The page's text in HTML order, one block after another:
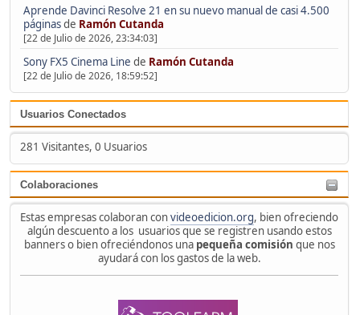
Aprende Davinci Resolve 21 en su nuevo manual de casi 4.500
páginasde Ramón Cutanda
[22 de Julio de 2026, 23:34:03]
Sony FX5 Cinema Line de Ramón Cutanda
[22 de Julio de 2026, 18:59:52]
Usuarios Conectados
281 Visitantes, 0 Usuarios
Colaboraciones
Estas empresas colaboran convideoedicion.org, bien ofreciendo
algún descuento a los usuarios que se registren usando estos
banners o bien ofreciéndonos una pequeña comisión que nos
ayudará con los gastos de la web.